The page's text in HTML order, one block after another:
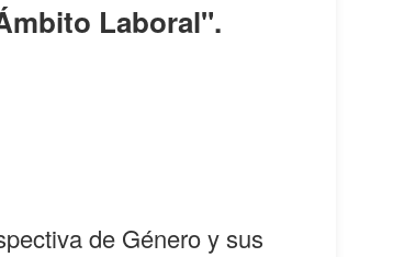
Laboral".
de Género y sus